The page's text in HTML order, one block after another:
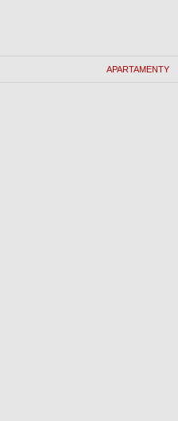
APARTAMENTY